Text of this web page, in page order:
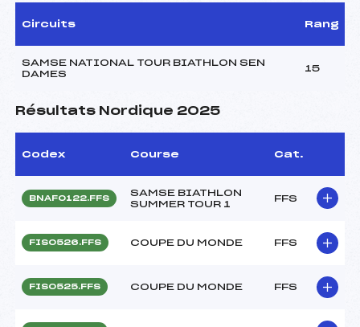
Circuits Rang
SAMSE NATIONAL TOUR BIATHLON SEN
DAMES
15
Résultats Nordique 2025
Codex Course Cat.
BNAF0122.FFS
SAMSE BIATHLON
SUMMER TOUR 1
FFS
FIS0526.FFS COUPE DU MONDE FFS
FIS0525.FFS COUPE DU MONDE FFS